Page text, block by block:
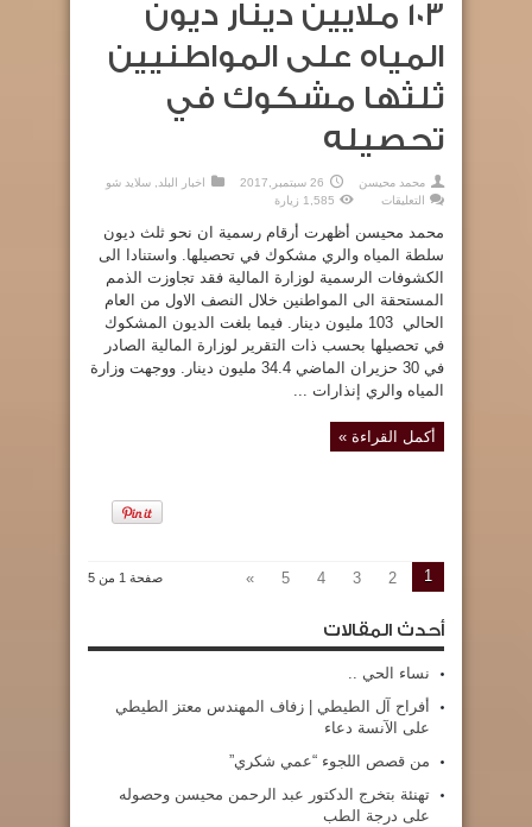
103 ملايين دينار ديون
المياه على المواطنيين
ثلثها مشكوك في
تحصيله
محمد محيسن 26 سبتمبر,2017 اخبار البلد, سلايد شو
التعليقات
دينار
ديون
المياه
على
المواطنيين
ثلثها
مشكوك
في
تحصيله
مغلقة
1,585 زيارة
محمد محيسن أظهرت أرقام رسمية ان نحو ثلث ديون
سلطة المياه والري مشكوك في تحصيلها. واستنادا الى
الكشوفات الرسمية لوزارة المالية فقد تجاوزت الذمم
المستحقة الى المواطنين خلال النصف الاول من العام
الحالي 103 مليون دينار. فيما بلغت الديون المشكوك
في تحصيلها بحسب ذات التقرير لوزارة المالية الصادر
في 30 حزيران الماضي 34.4 مليون دينار. ووجهت وزارة
المياه والري إنذارات ...
أكمل القراءة »
صفحة 1 من 5 1
2
3
4
5
»
أحدث المقالات
نساء الحي ..
أفراح آل الطيطي | زفاف المهندس معتز الطيطي
على الآنسة دعاء
من قصص اللجوء “عمي شكري”
تهنئة بتخرج الدكتور عبد الرحمن محيسن وحصوله
على درجة الطب